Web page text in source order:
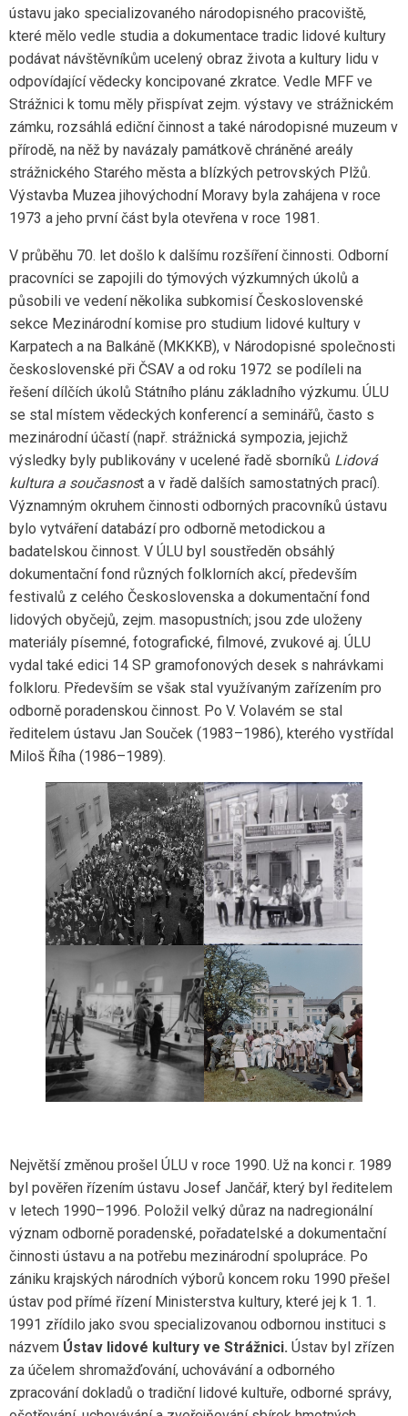
ústavu jako specializovaného národopisného pracoviště,
které mělo vedle studia a dokumentace tradic lidové kultury
podávat návštěvníkům ucelený obraz života a kultury lidu v
odpovídající vědecky koncipované zkratce. Vedle MFF ve
Strážnici k tomu měly přispívat zejm. výstavy ve strážnickém
zámku, rozsáhlá ediční činnost a také národopisné muzeum v
přírodě, na něž by navázaly památkově chráněné areály
strážnického Starého města a blízkých petrovských Plžů.
Výstavba Muzea jihovýchodní Moravy byla zahájena v roce
1973 a jeho první část byla otevřena v roce 1981.
V průběhu 70. let došlo k dalšímu rozšíření činnosti. Odborní
pracovníci se zapojili do týmových výzkumných úkolů a
působili ve vedení několika subkomisí Československé
sekce Mezinárodní komise pro studium lidové kultury v
Karpatech a na Balkáně (MKKKB), v Národopisné společnosti
československé při ČSAV a od roku 1972 se podíleli na
řešení dílčích úkolů Státního plánu základního výzkumu. ÚLU
se stal místem vědeckých konferencí a seminářů, často s
mezinárodní účastí (např. strážnická sympozia, jejichž
výsledky byly publikovány v ucelené řadě sborníků Lidová
kultura a současnost a v řadě dalších samostatných prací).
Významným okruhem činnosti odborných pracovníků ústavu
bylo vytváření databází pro odborně metodickou a
badatelskou činnost. V ÚLU byl soustředěn obsáhlý
dokumentační fond různých folklorních akcí, především
festivalů z celého Československa a dokumentační fond
lidových obyčejů, zejm. masopustních; jsou zde uloženy
materiály písemné, fotografické, filmové, zvukové aj. ÚLU
vydal také edici 14 SP gramofonových desek s nahrávkami
folkloru. Především se však stal využívaným zařízením pro
odborně poradenskou činnost. Po V. Volavém se stal
ředitelem ústavu Jan Souček (1983–1986), kterého vystřídal
Miloš Říha (1986–1989).
Největší změnou prošel ÚLU v roce 1990. Už na konci r. 1989
byl pověřen řízením ústavu Josef Jančář, který byl ředitelem
v letech 1990–1996. Položil velký důraz na nadregionální
význam odborně poradenské, pořadatelské a dokumentační
činnosti ústavu a na potřebu mezinárodní spolupráce. Po
zániku krajských národních výborů koncem roku 1990 přešel
ústav pod přímé řízení Ministerstva kultury, které jej k 1. 1.
1991 zřídilo jako svou specializovanou odbornou instituci s
názvem Ústav lidové kultury ve Strážnici. Ústav byl zřízen
za účelem shromažďování, uchovávání a odborného
zpracování dokladů o tradiční lidové kultuře, odborné správy,